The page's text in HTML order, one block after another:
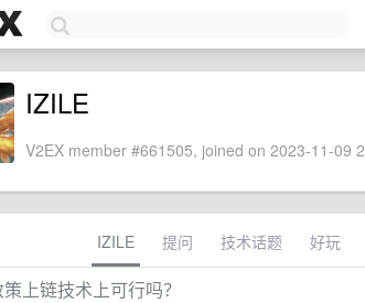
IZILE
V2EX member #661505, joined on 2023-11-09
IZILE 提问 技术话题 好玩
上链技术上可行吗？